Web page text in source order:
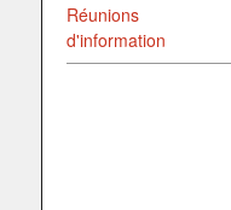
Réunions
d'information